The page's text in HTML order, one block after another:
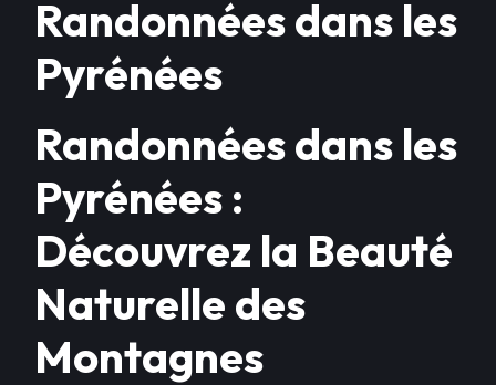
Randonnées dans les
Pyrénées
Randonnées dans les
Pyrénées :
Découvrez la Beauté
Naturelle des
Montagnes